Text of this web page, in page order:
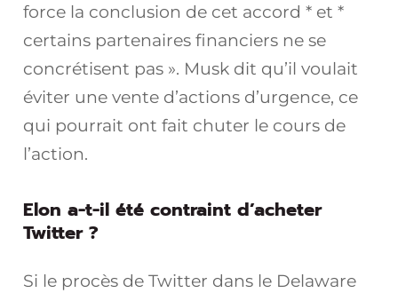
force la conclusion de cet accord * et *
certains partenaires financiers ne se
concrétisent pas ». Musk dit qu’il voulait
éviter une vente d’actions d’urgence, ce
qui pourrait ont fait chuter le cours de
l’action.
Elon a-t-il été contraint d’acheter
Twitter ?
Si le procès de Twitter dans le Delaware